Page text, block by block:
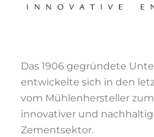
Das 1906 gegründete
entwickelte sich in den
vom Mühlenhersteller
innovativer und
Zementsektor.